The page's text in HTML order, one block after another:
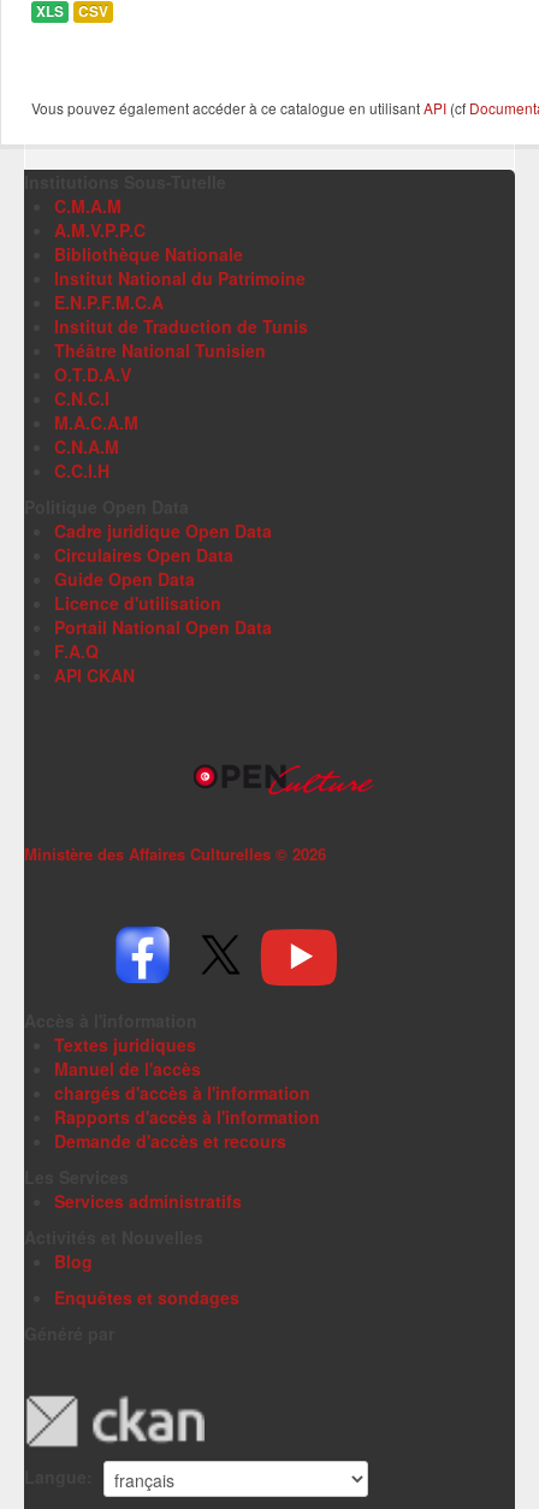
XLS CSV
Vous pouvez également accéder à ce catalogue en utilisantAPI (cf
C.M.A.M
A.M.V.P.P.C
Bibliothèque Nationale
Institut National du Patrimoine
E.N.P.F.M.C.A
Institut de Traduction de Tunis
Théâtre National Tunisien
O.T.D.A.V
C.N.C.I
M.A.C.A.M
C.N.A.M
C.C.I.H
Cadre juridique Open Data
Circulaires Open Data
Guide Open Data
Licence d'utilisation
Portail National Open Data
F.A.Q
API CKAN
Ministère des Affaires Culturelles © 2026
Textes juridiques
Manuel de l'accès
chargés d'accès à l'information
Rapports d'accès à l'information
Demande d'accès et recours
Services administratifs
Blog
Enquêtes et sondages